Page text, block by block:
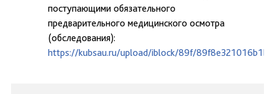
поступающими обязательного
предварительного медицинского осмотра
(обследования):
https://kubsau.ru/upload/iblock/89f/